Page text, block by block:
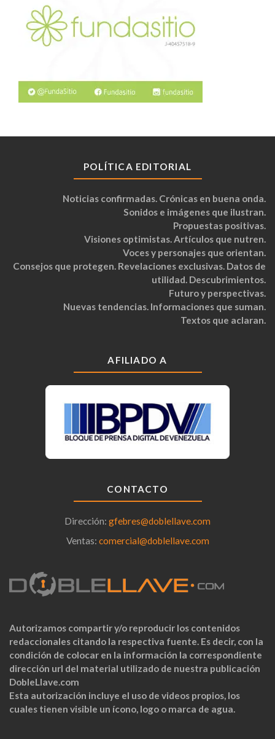
POLÍTICA EDITORIAL
Noticias confirmadas. Crónicas en buena onda.
Sonidos e imágenes que ilustran.
Propuestas positivas.
Visiones optimistas. Artículos que nutren.
Voces y personajes que orientan.
Consejos que protegen. Revelaciones exclusivas. Datos de
utilidad. Descubrimientos.
Futuro y perspectivas.
Nuevas tendencias. Informaciones que suman.
Textos que aclaran.
AFILIADO A
CONTACTO
Dirección: gfebres@doblellave.com
Ventas: comercial@doblellave.com
Autorizamos compartir y/o reproducir los contenidos
redaccionales citando la respectiva fuente. Es decir, con la
condición de colocar en la información la correspondiente
dirección url del material utilizado de nuestra publicación
DobleLlave.com
Esta autorización incluye el uso de videos propios, los
cuales tienen visible un ícono, logo o marca de agua.